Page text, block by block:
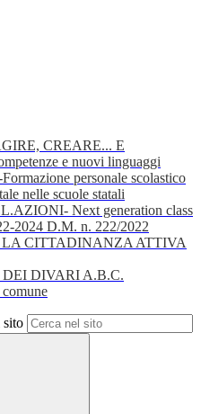
CREARE... E
e nuovi linguaggi
personale scolastico
nelle scuole statali
Next generation class
2024 D.M. n. 222/2022
CITTADINANZA ATTIVA
DIVARI A.B.C.
sito